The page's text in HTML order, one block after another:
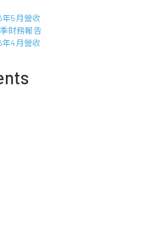
佈
2019
年
營
5月營收
財務報告
4月營收